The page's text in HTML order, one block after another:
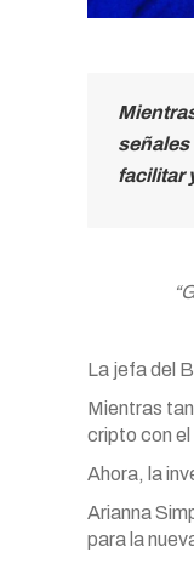
señales
facilitar
La jefa del
Mientras
cripto con
Ahora, la
Arianna
para la